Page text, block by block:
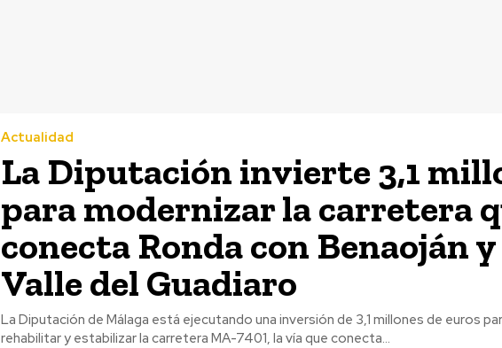
Actualidad
La Diputación invierte 3,1
para modernizar la carretera
conecta Ronda con Benaoján
Valle del Guadiaro
La Diputación de Málaga está ejecutando una inversión de 3,1 millones de euros
rehabilitar y estabilizar la carretera MA-7401, la vía que conecta...